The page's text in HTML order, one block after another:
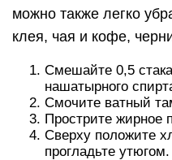
можно также легко
клея, чая и кофе,
Смешайте 0,5
нашатырного
Смочите ватный
Прострите жирное
Сверху положите
прогладьте утюгом.